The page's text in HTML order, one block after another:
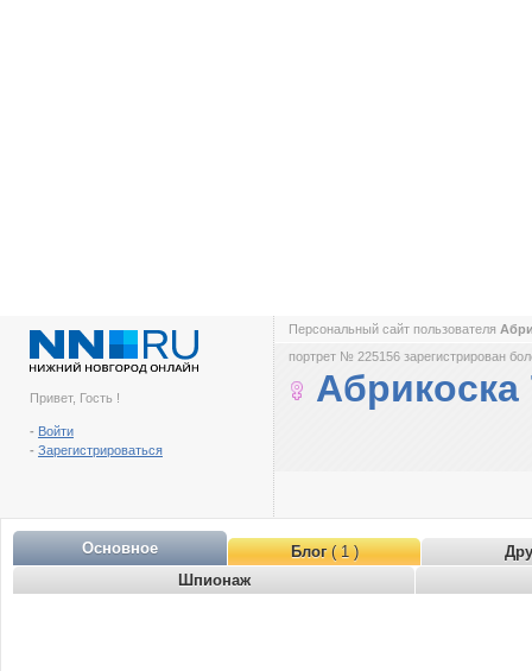
Привет, Гость !
- Войти
- Зарегистрироваться
Персональный сайт пользователя
портрет № 225156 зарегистрирован
Абрикоска
Основное Блог( 1 )
Шпионаж